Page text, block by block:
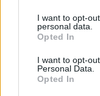
not limited to your
grant or deny
use your data for
consent section.
I want to opt-
personal data.
Opted In
I want to opt-
Personal Data.
Opted In
Etxebarri,
Noma,
nem sikerült,
hamarosan újra)